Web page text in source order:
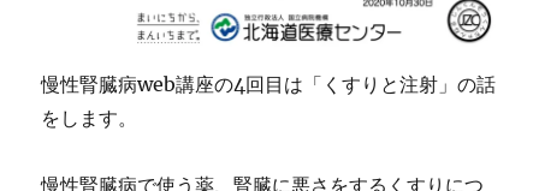
慢性腎臓病web講座の4回目は「くすりと注射」の話
をします。
慢性腎臓病で使う薬、腎臓に悪さをするくすりにつ